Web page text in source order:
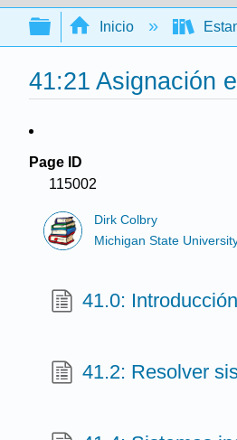
Buscar
Expandir/
Inicio
41:21 Asignación
Page ID
115002
Dirk Colbry
Michigan State
41.0: Introducción
41.2: Resolver